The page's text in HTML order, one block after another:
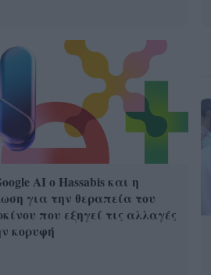
ΑΙ ο Hassabis και η
για την θεραπεία του
που εξηγεί τις αλλαγές
κορυφή